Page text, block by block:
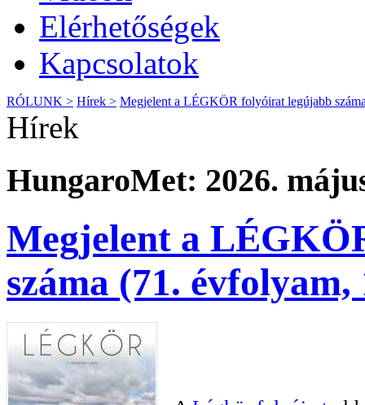
Elérhetőségek
Kapcsolatok
RÓLUNK > Hírek > Megjelent a LÉGKÖR folyóirat legújabb
Hírek
HungaroMet: 2026.
Megjelent a
száma (71. évfolyam,